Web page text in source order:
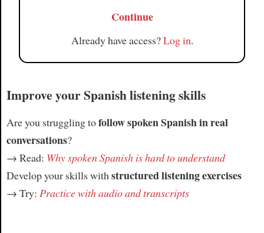
Continue
Already have access?Log in.
Improve your Spanish listening skills
Are you struggling tofollow spoken Spanish in real
conversations?
→ Read: Why spoken Spanish is hard to understand
Develop your skills with structured listening exercises
→ Try: Practice with audio and transcripts